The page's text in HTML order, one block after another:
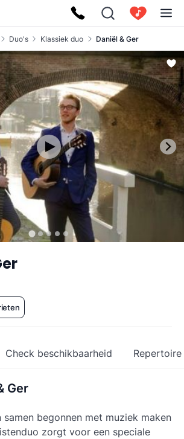
Duo's Klassiek duo Daniël & Ger
Check beschikbaarheid Repertoire
Ger
samen begonnen met muziek maken
zorgt voor een speciale